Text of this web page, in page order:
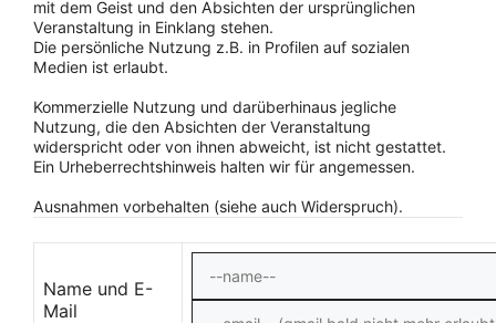
mit dem Geist und den Absichten der ursprünglichen
Veranstaltung in Einklang stehen.
Die persönliche Nutzung z.B. in Profilen auf sozialen
Medien ist erlaubt.
Kommerzielle Nutzung und darüberhinaus jegliche
Nutzung, die den Absichten der Veranstaltung
widerspricht oder von ihnen abweicht, ist nicht gestattet.
Ein Urheberrechtshinweis halten wir für angemessen.
Ausnahmen vorbehalten (siehe auch Widerspruch).
Name und E-
Mail